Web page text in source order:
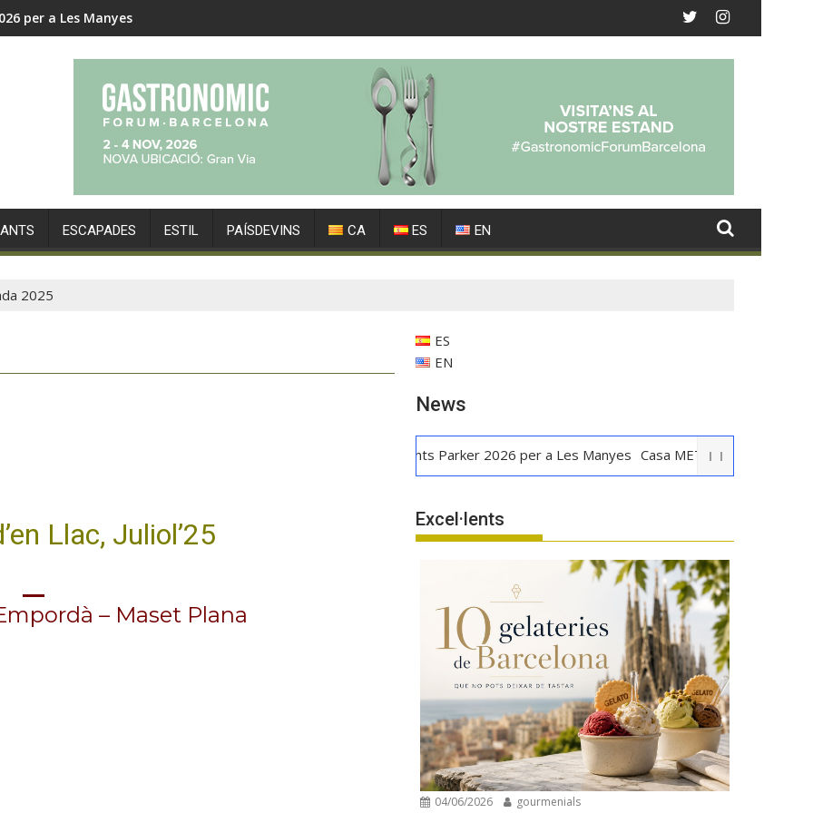
per a Les Manyes
ESCAPADES ESTIL PAÍSDEVINS CA ES EN
2025
Llac, Juliol’25
– Maset Plana
ES
EN
News
100 punts Parker 2026 per a Les Manyes Casa METT Sitges estrena
Excel·lents
04/06/2026 gourmenials